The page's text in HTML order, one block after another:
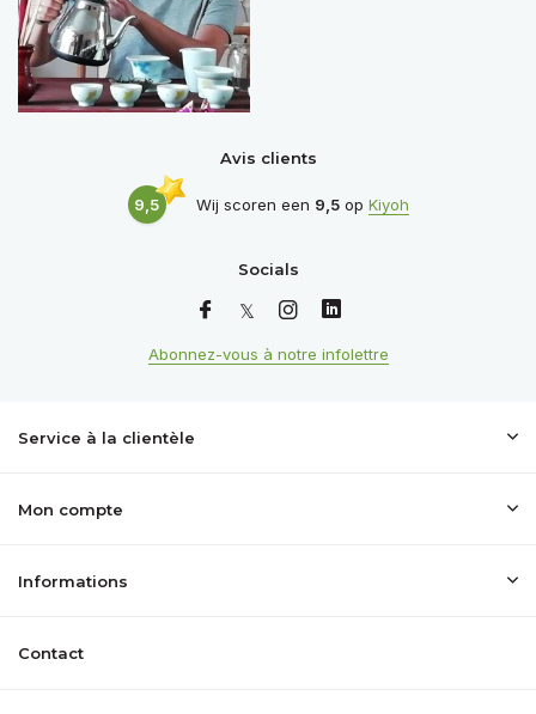
Avis clients
9,5 Wij scoren een 9,5op Kiyoh
Socials
Abonnez-vous à notre infolettre
Service à la clientèle
Mon compte
Informations
Contact